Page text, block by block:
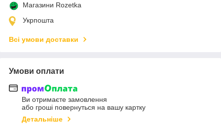
Магазини Rozetka
Укрпошта
Всі умови доставки
Умови оплати
Ви отримаєте замовлення
або гроші повернуться на вашу картку
Детальніше